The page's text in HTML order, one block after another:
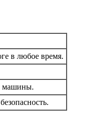
в любое время.
машины.